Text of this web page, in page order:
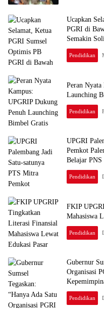
Ucapkan
PGRI di
Semakin
Pendidikan
Peran
Launching
Pendidikan
UPGRI
Pemkot
Belajar PNS
Pendidikan
FKIP
Mahasiswa
Pendidikan
Gubernur
Organisasi
Pendidikan